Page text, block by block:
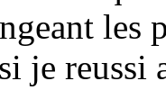
les
je